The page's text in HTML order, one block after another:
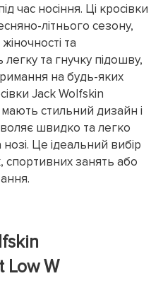
час носіння. Ці кросівки
літнього сезону,
та
та гнучку підошву,
на будь-яких
Jack Wolfskin
стильний дизайн і
швидко та легко
Це ідеальний вибір
спортивних занять або
Low W